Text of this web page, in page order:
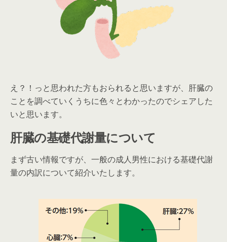
え？！っと思われた方もおられると思いますが、肝臓の
ことを調べていくうちに色々とわかったのでシェアした
いと思います。
肝臓の基礎代謝量について
まず古い情報ですが、一般の成人男性における基礎代謝
量の内訳について紹介いたします。